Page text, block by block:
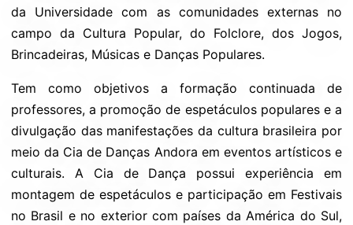
da Universidade com as comunidades externas no
campo da Cultura Popular, do Folclore, dos Jogos,
Brincadeiras, Músicas e Danças Populares.
Tem como objetivos a formação continuada de
professores, a promoção de espetáculos populares e a
divulgação das manifestações da cultura brasileira por
meio da Cia de Danças Andora em eventos artísticos e
culturais. A Cia de Dança possui experiência em
montagem de espetáculos e participação em Festivais
no Brasil e no exterior com países da América do Sul,